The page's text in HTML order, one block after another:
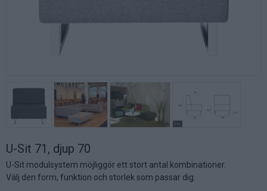
U-Sit 71, djup 70
U-Sit modulsystem möjliggör ett stort antal kombinationer.
Välj den form, funktion och storlek som passar dig.